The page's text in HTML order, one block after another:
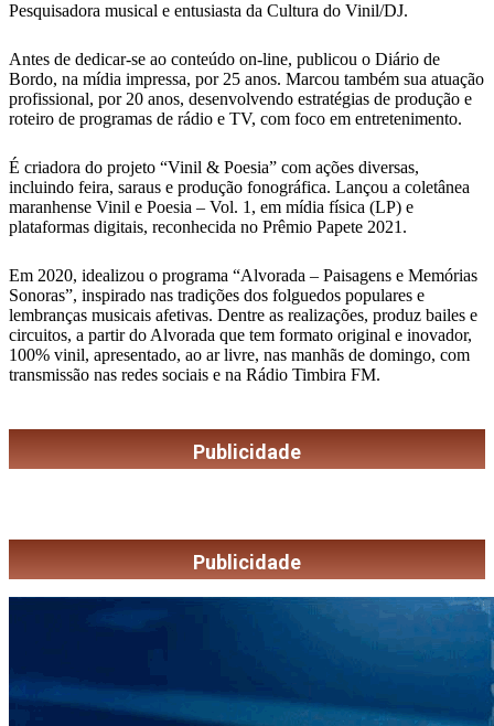
Pesquisadora musical e entusiasta da Cultura do Vinil/DJ.
Antes de dedicar-se ao conteúdo on-line, publicou o Diário de
Bordo, na mídia impressa, por 25 anos. Marcou também sua atuação
profissional, por 20 anos, desenvolvendo estratégias de produção e
roteiro de programas de rádio e TV, com foco em entretenimento.
É criadora do projeto “Vinil & Poesia” com ações diversas,
incluindo feira, saraus e produção fonográfica. Lançou a coletânea
maranhense Vinil e Poesia – Vol. 1, em mídia física (LP) e
plataformas digitais, reconhecida no Prêmio Papete 2021.
Em 2020, idealizou o programa “Alvorada – Paisagens e Memórias
Sonoras”, inspirado nas tradições dos folguedos populares e
lembranças musicais afetivas. Dentre as realizações, produz bailes e
circuitos, a partir do Alvorada que tem formato original e inovador,
100% vinil, apresentado, ao ar livre, nas manhãs de domingo, com
transmissão nas redes sociais e na Rádio Timbira FM.
Publicidade
Publicidade